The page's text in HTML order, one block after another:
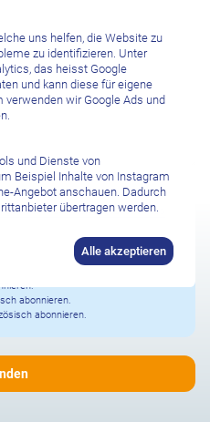
sowie den Haftungsausschluss
abonnieren.
abonnieren.
uns helfen, die Website zu
zu identifizieren. Unter
das heisst Google
und kann diese für eigene
wir Google Ads und
und Dienste von
Beispiel Inhalte von Instagram
Angebot anschauen. Dadurch
übertragen werden.
Alle akzeptieren